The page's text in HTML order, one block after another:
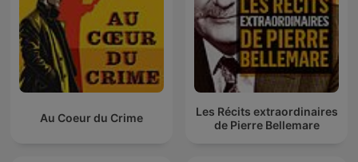
Au Coeur du Crime
Les Récits extraordinaires
de Pierre Bellemare